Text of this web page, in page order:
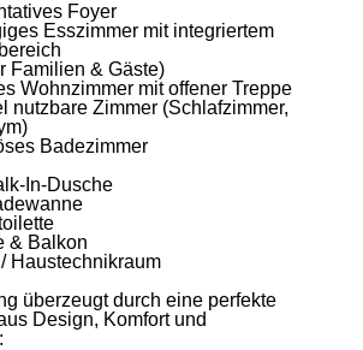
Foyer
Esszimmer mit integriertem
Familien & Gäste)
Wohnzimmer mit offener Treppe
nutzbare Zimmer (Schlafzimmer,
Badezimmer
In-Dusche
& Balkon
Haustechnikraum
überzeugt durch eine perfekte
Design, Komfort und